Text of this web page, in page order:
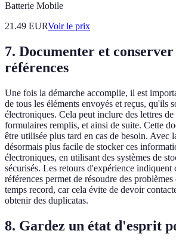
Batterie Mobile
21.49 EURVoir le prix
7. Documenter et conserver
références
Une fois la démarche accomplie, il est
de tous les éléments envoyés et reçus, qu'ils
électroniques. Cela peut inclure des lettres de
formulaires remplis, et ainsi de suite. Cette
être utilisée plus tard en cas de besoin. Avec
désormais plus facile de stocker ces
électroniques, en utilisant des systèmes de
sécurisés. Les retours d'expérience indiquent
références permet de résoudre des
temps record, car cela évite de devoir
obtenir des duplicatas.
8. Gardez un état d'esprit